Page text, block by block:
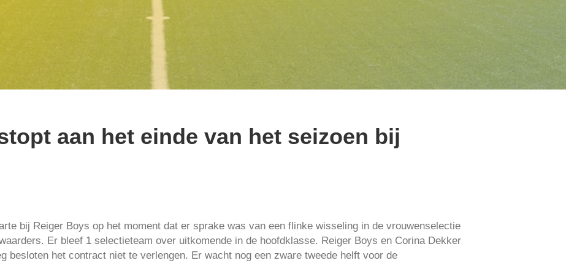
aan het einde van het seizoen bij
bij Reiger Boys op het moment dat er sprake was van een flinke wisseling in de vrouwenselectie
Er bleef 1 selectieteam over uitkomende in de hoofdklasse. Reiger Boys en Corina Dekker
besloten het contract niet te verlengen. Er wacht nog een zware tweede helft voor de